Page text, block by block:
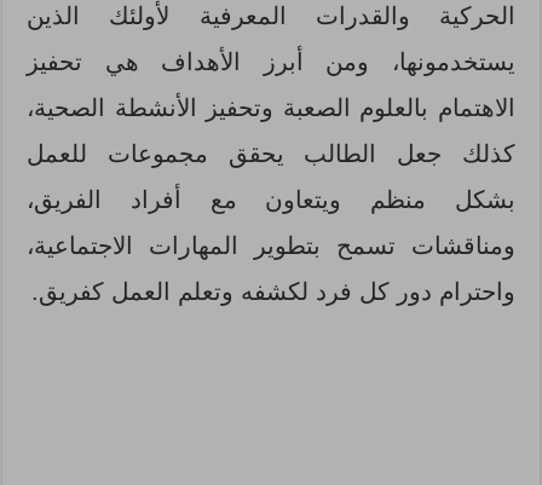
الحركية والقدرات المعرفية لأولئك الذين
يستخدمونها، ومن أبرز الأهداف هي تحفيز
الاهتمام بالعلوم الصعبة وتحفيز الأنشطة الصحية،
كذلك جعل الطالب يحقق مجموعات للعمل
بشكل منظم ويتعاون مع أفراد الفريق،
ومناقشات تسمح بتطوير المهارات الاجتماعية،
واحترام دور كل فرد لكشفه وتعلم العمل كفريق.